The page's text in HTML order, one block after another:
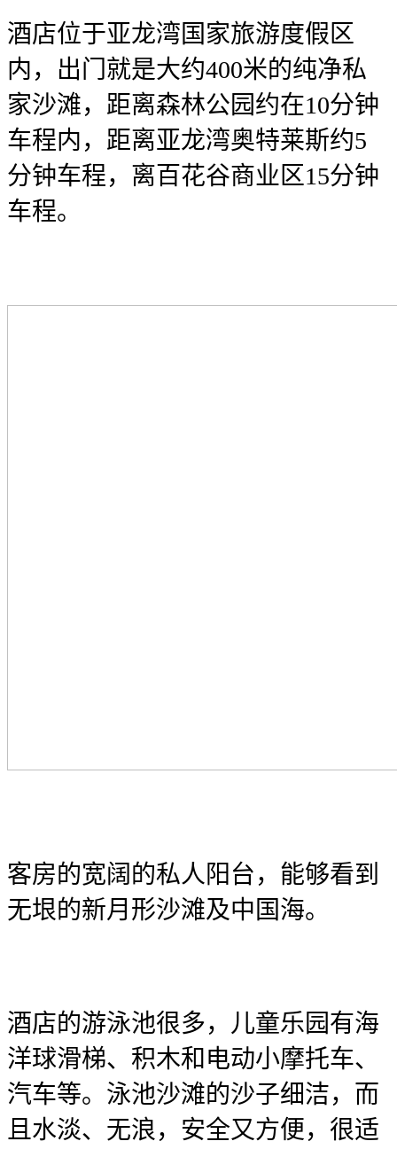
酒店位于亚龙湾国家旅游度假区
内，出门就是大约400米的纯净私
家沙滩，距离森林公园约在10分钟
车程内，距离亚龙湾奥特莱斯约5
分钟车程，离百花谷商业区15分钟
车程。
客房的宽阔的私人阳台，能够看到
无垠的新月形沙滩及中国海。
酒店的游泳池很多，儿童乐园有海
洋球滑梯、积木和电动小摩托车、
汽车等。泳池沙滩的沙子细洁，而
且水淡、无浪，安全又方便，很适